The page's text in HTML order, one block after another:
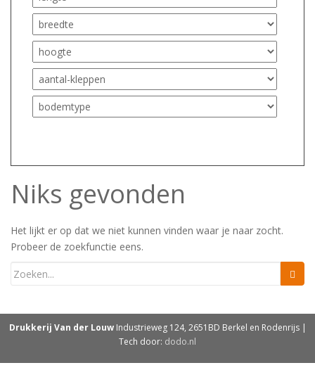
Niks gevonden
Het lijkt er op dat we niet kunnen vinden waar je naar zocht.
Probeer de zoekfunctie eens.
Drukkerij Van der LouwIndustrieweg 124, 2651BD Berkel en Rodenrijs |
Tech door: dodo.nl